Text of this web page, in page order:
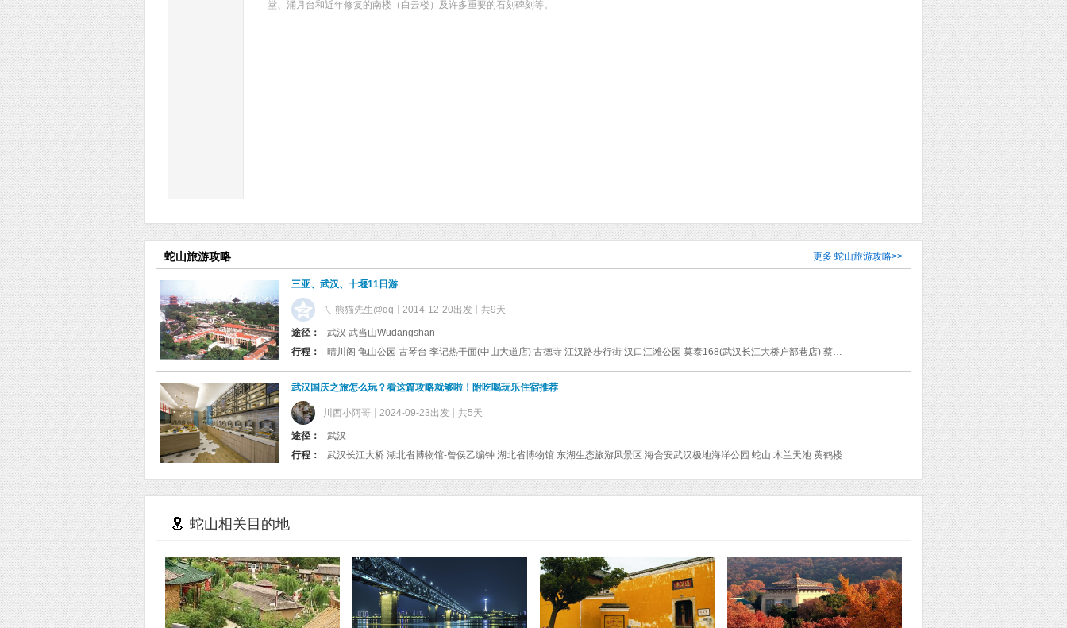
堂、涌月台和近年修复的南楼（白云楼）及许多重要的石刻碑刻等。
蛇山旅游攻略 更多 蛇山旅游攻略>>
三亚、武汉、十堰11日游
ㄟ 熊猫先生@qq 2014-12-20出发 共9天
途径：
武汉 武当山Wudangshan
行程：
晴川阁 龟山公园 古琴台 李记热干面(中山大道店) 古德寺 江汉路步行街 汉口江滩公园 莫泰168(武汉长江大桥户部巷店) 蔡林记(户部巷2店) 蛇山 黄鹤楼 武昌起义纪念馆 首义园市场 昙华林 珞珈山 武汉大学 楚河汉街 武汉长江大桥 武昌站 武当山 紫霄宫 泰常观 榔梅祠
武汉国庆之旅怎么玩？看这篇攻略就够啦！附吃喝玩乐住宿推荐
川西小阿哥 2024-09-23出发 共5天
途径：
武汉
行程：
武汉长江大桥 湖北省博物馆-曾侯乙编钟 湖北省博物馆 东湖生态旅游风景区 海合安武汉极地海洋公园 蛇山 木兰天池 黄鹤楼
蛇山相关目的地